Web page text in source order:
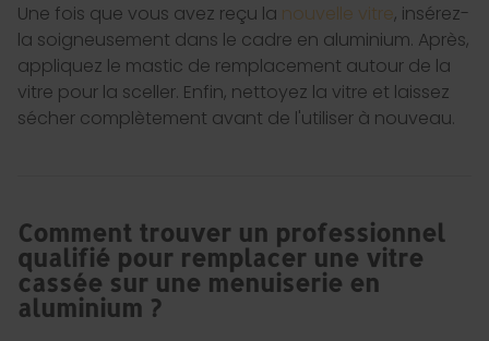
Une fois que vous avez reçu la nouvelle vitre, insérez-
la soigneusement dans le cadre en aluminium. Après,
appliquez le mastic de remplacement autour de la
vitre pour la sceller. Enfin, nettoyez la vitre et laissez
sécher complètement avant de l'utiliser à nouveau.
Comment trouver un professionnel
qualifié pour remplacer une vitre
cassée sur une menuiserie en
aluminium ?